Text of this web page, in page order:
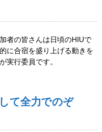
者の皆さんは日頃のHIUで
に合宿を盛り上げる動きを
実行委員です。
て全力でのぞ